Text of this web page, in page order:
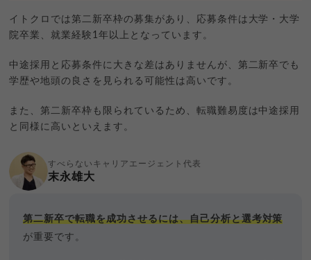
イトクロでは第二新卒枠の募集があり、応募条件は大学・大学
院卒業、就業経験1年以上となっています。
中途採用と応募条件に大きな差はありませんが、第二新卒でも
学歴や地頭の良さを見られる可能性は高いです。
また、第二新卒枠も限られているため、転職難易度は中途採用
と同様に高いといえます。
すべらないキャリアエージェント代表
末永雄大
第二新卒で転職を成功させるには、自己分析と選考対策
が重要です。